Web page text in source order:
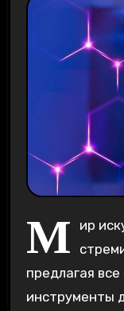
М
ир
предлагая
инструменты